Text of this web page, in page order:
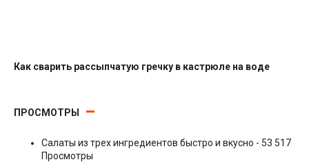
Как сварить рассыпчатую гречку в кастрюле на воде
ПРОСМОТРЫ
Салаты из трех ингредиентов быстро и вкусно - 53 517
Просмотры